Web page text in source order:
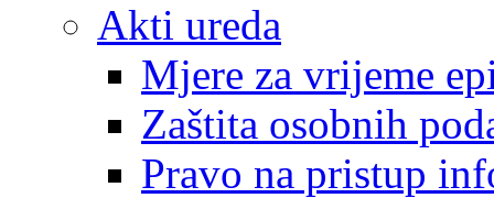
Akti ureda
Mjere za vrijeme
Zaštita osobnih
Pravo na pristup